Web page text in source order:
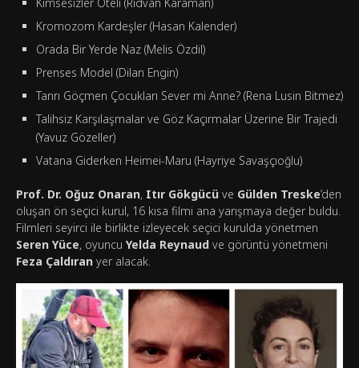
Kimsesizler Oteli (Rıdvan Karaman)
Kromozom Kardeşler (Hasan Kalender)
Orada Bir Yerde Naz (Melis Özdil)
Prenses Model (Dilan Engin)
Tanrı Göçmen Çocukları Sever mi Anne? (Rena Lusin Bitmez)
Talihsiz Karşılaşmalar ve Göz Kaçırmalar Üzerine Bir Trajedi
(Yavuz Gözeller)
Vatana Giderken Heimei-Maru (Hayriye Savaşçıoğlu)
Prof. Dr. Oğuz Onaran, Itır Gökgücü ve Gülden Treske’den
oluşan ön seçici kurul, 16 kısa filmi ana yarışmaya değer buldu.
Filmleri seyirci ile birlikte izleyecek seçici kurulda yönetmen
Seren Yüce, oyuncu Yelda Reynaud ve görüntü yönetmeni
Feza Çaldıran yer alacak.